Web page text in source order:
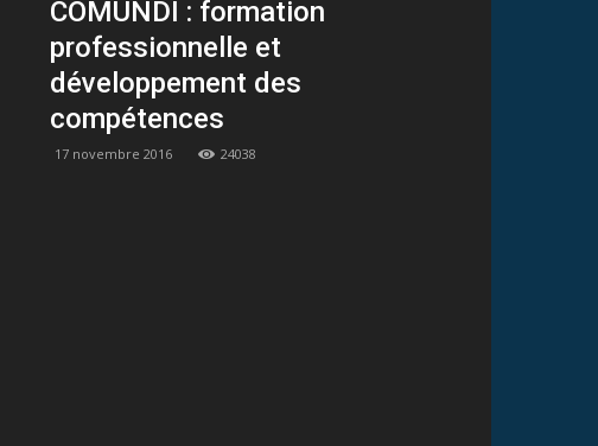
COMUNDI : formation
professionnelle et
développement des
compétences
17 novembre 2016 24038